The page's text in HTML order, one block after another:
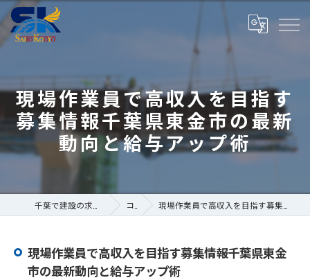
現場作業員で高収入を目指す
募集情報千葉県東金市の最新
動向と給与アップ術
コラム 現場作業員で高収入を目指す募集情報千葉県東金市の最新動向と給与アップ術
現場作業員で高収入を目指す募集情報千葉県東金
市の最新動向と給与アップ術